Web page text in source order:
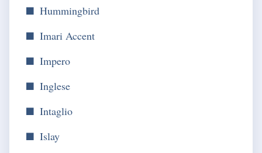
Hummingbird
Imari Accent
Impero
Inglese
Intaglio
Islay